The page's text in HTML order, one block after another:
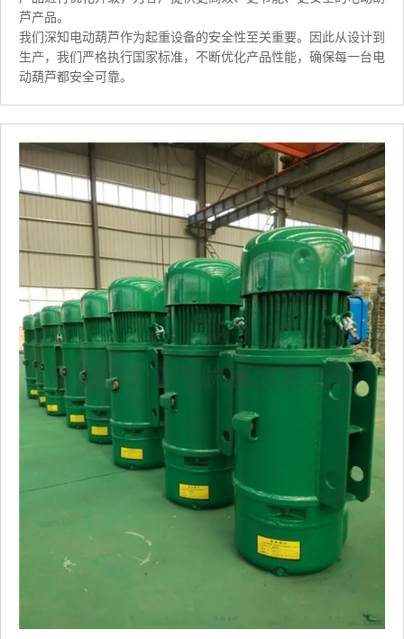
芦产品。
我们深知电动葫芦作为起重设备的安全性至关重要。因此从设计到
生产，我们严格执行国家标准，不断优化产品性能，确保每一台电
动葫芦都安全可靠。